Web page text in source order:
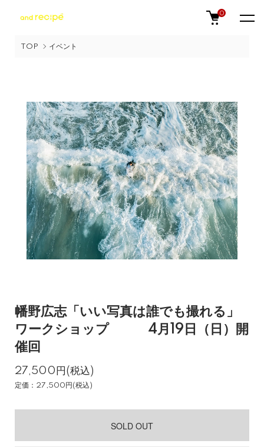
0
TOP イベント
幡野広志「いい写真は誰でも撮れる」
ワークショップ 4月19日（日）開
催回
27,500円(税込)
定価：27,500円(税込)
SOLD OUT